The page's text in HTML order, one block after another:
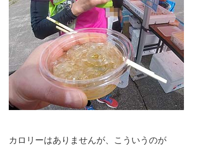
カロリーはありませんが、こういうのが